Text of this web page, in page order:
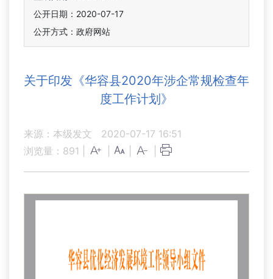
公开日期：2020-07-17
公开方式：政府网站
关于印发《华容县2020年涉企常规检查年
度工作计划》
来源：本级发文
2020-07-17 16:51
浏览量： 891